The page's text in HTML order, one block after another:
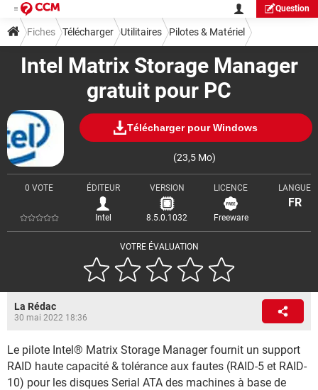
Question
Intel Matrix Storage Manager
gratuit pour PC
Télécharger pour Windows
(23,5 Mo)
VOTRE ÉVALUATION
0 VOTE ÉDITEUR
Intel
VERSION
8.5.0.1032
LICENCE
Freeware
LANGUE
FR
Fiches Télécharger Utilitaires Pilotes & Matériel
La Rédac
30 mai 2022 18:36
Le pilote Intel® Matrix Storage Manager fournit un support
RAID haute capacité & tolérance aux fautes (RAID-5 et RAID-
10) pour les disques Serial ATA des machines à base de